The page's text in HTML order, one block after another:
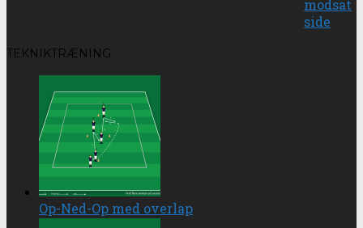
modsat
side
TEKNIKTRÆNING
Op-Ned-Op med overlap